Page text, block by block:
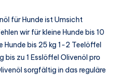
für Hunde ist Umsicht
wir für kleine Hunde bis 10
Hunde bis 25 kg 1-2 Teelöffel
bis zu 1 Esslöffel Olivenöl pro
sorgfältig in das reguläre